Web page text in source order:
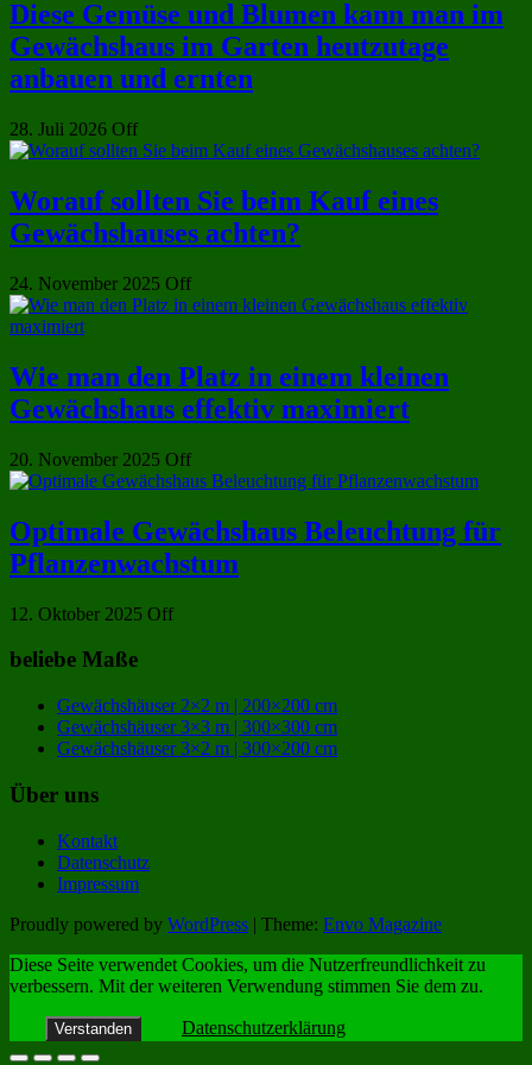
Diese Gemüse und Blumen kann man im
Gewächshaus im Garten heutzutage
anbauen und ernten
28. Juli 2026 Off
Worauf sollten Sie beim Kauf eines
Gewächshauses achten?
24. November 2025 Off
Wie man den Platz in einem kleinen
Gewächshaus effektiv maximiert
20. November 2025 Off
Optimale Gewächshaus Beleuchtung für
Pflanzenwachstum
12. Oktober 2025 Off
beliebe Maße
Gewächshäuser 2×2 m | 200×200 cm
Gewächshäuser 3×3 m | 300×300 cm
Gewächshäuser 3×2 m | 300×200 cm
Über uns
Kontakt
Datenschutz
Impressum
Proudly powered by WordPress | Theme: Envo Magazine
Diese Seite verwendet Cookies, um die Nutzerfreundlichkeit zu
verbessern. Mit der weiteren Verwendung stimmen Sie dem zu.
Verstanden Datenschutzerklärung